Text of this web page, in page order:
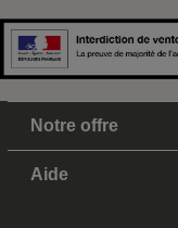
Notre offre
Aide